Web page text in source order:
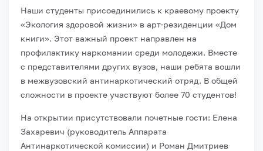
Наши студенты присоединились к краевому проекту
«Экология здоровой жизни» в арт-резиденции «Дом
книги». Этот важный проект направлен на
профилактику наркомании среди молодежи. Вместе
с представителями других вузов, наши ребята вошли
в межвузовский антинаркотический отряд. В общей
сложности в проекте участвуют более 70 студентов!
На открытии присутствовали почетные гости: Елена
Захаревич (руководитель Аппарата
Антинаркотической комиссии) и Роман Дмитриев